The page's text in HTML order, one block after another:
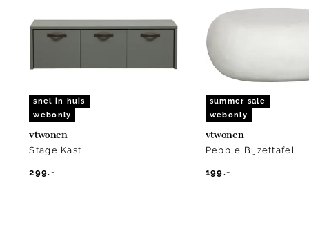
snel in huis
webonly
vtwonen
Stage Kast
299.-
summer sale
webonly
vtwonen
Pebble Bijzettafel
199.-